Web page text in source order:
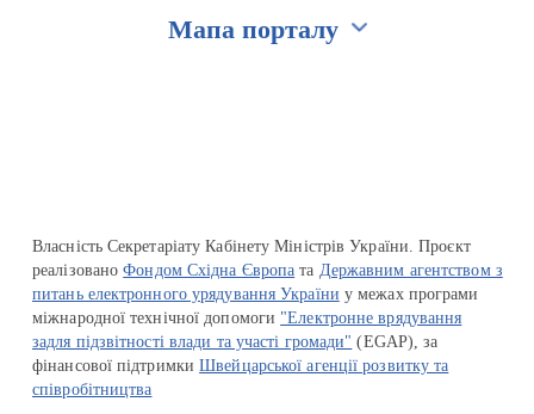
Мапа порталу
Власність Секретаріату Кабінету Міністрів України. Проєкт
реалізованоФондом Східна Європа та Державним агентством з
питань електронного урядування України у межах програми
міжнародної технічної допомоги "Електронне врядування
задля підзвітності влади та участі громади" (EGAP), за
фінансової підтримкиШвейцарської агенції розвитку та
співробітництва